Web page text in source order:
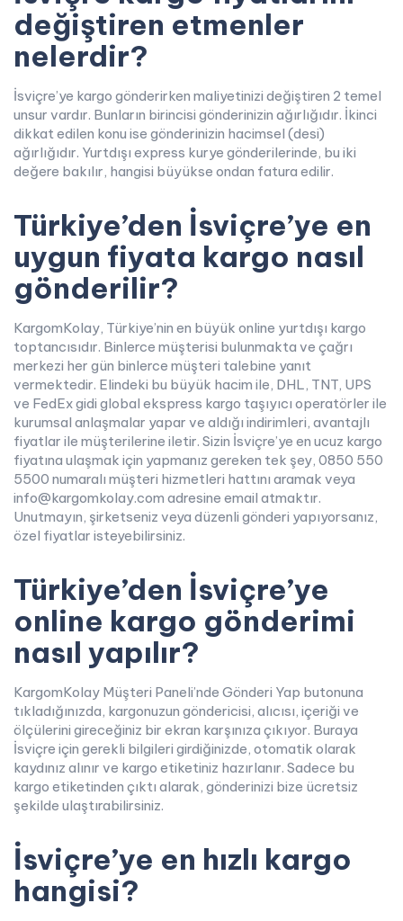
değiştiren etmenler
nelerdir?
İsviçre’ye kargo gönderirken maliyetinizi değiştiren 2 temel
unsur vardır. Bunların birincisi gönderinizin ağırlığıdır. İkinci
dikkat edilen konu ise gönderinizin hacimsel (desi)
ağırlığıdır. Yurtdışı express kurye gönderilerinde, bu iki
değere bakılır, hangisi büyükse ondan fatura edilir.
Türkiye’den İsviçre’ye en
uygun fiyata kargo nasıl
gönderilir?
KargomKolay, Türkiye’nin en büyük online yurtdışı kargo
toptancısıdır. Binlerce müşterisi bulunmakta ve çağrı
merkezi her gün binlerce müşteri talebine yanıt
vermektedir. Elindeki bu büyük hacim ile, DHL, TNT, UPS
ve FedEx gidi global ekspress kargo taşıyıcı operatörler ile
kurumsal anlaşmalar yapar ve aldığı indirimleri, avantajlı
fiyatlar ile müşterilerine iletir. Sizin İsviçre’ye en ucuz kargo
fiyatına ulaşmak için yapmanız gereken tek şey, 0850 550
5500 numaralı müşteri hizmetleri hattını aramak veya
info@kargomkolay.com adresine email atmaktır.
Unutmayın, şirketseniz veya düzenli gönderi yapıyorsanız,
özel fiyatlar isteyebilirsiniz.
Türkiye’den İsviçre’ye
online kargo gönderimi
nasıl yapılır?
KargomKolay Müşteri Paneli’nde Gönderi Yap butonuna
tıkladığınızda, kargonuzun göndericisi, alıcısı, içeriği ve
ölçülerini gireceğiniz bir ekran karşınıza çıkıyor. Buraya
İsviçre için gerekli bilgileri girdiğinizde, otomatik olarak
kaydınız alınır ve kargo etiketiniz hazırlanır. Sadece bu
kargo etiketinden çıktı alarak, gönderinizi bize ücretsiz
şekilde ulaştırabilirsiniz.
İsviçre’ye en hızlı kargo
hangisi?